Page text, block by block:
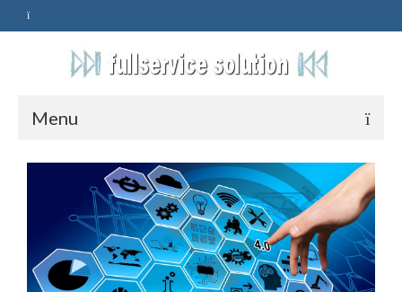
Menu
HOME
ASSISTENZA
POLITICA